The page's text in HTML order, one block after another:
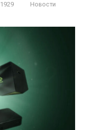
Новости